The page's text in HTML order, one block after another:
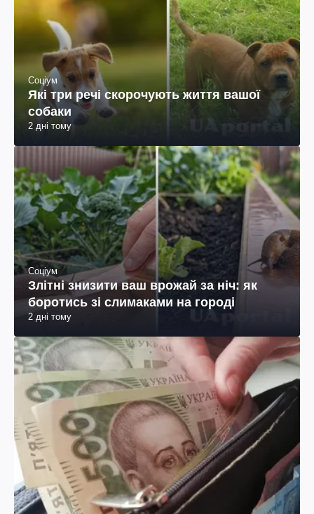
Соціум
Які три речі скорочують життя вашої
собаки
2 дні тому
Соціум
Злітні знизити ваш врожай за ніч: як
боротись зі слимаками на городі
2 дні тому